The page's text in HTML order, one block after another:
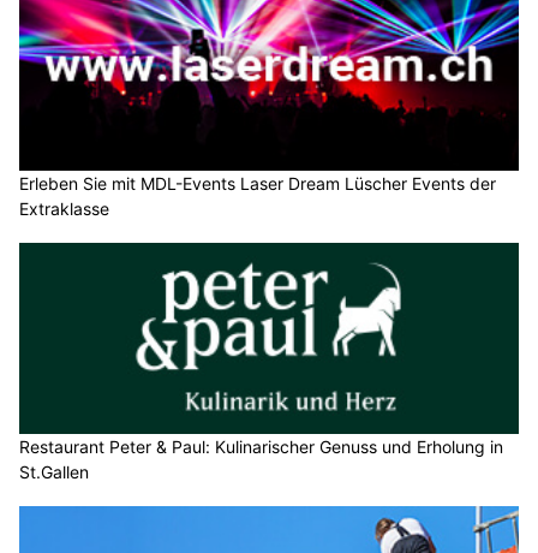
Erleben Sie mit MDL-Events Laser Dream Lüscher Events der
Extraklasse
Restaurant Peter & Paul: Kulinarischer Genuss und Erholung in
St.Gallen